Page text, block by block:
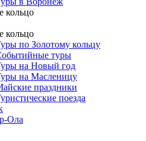
кольцо
кольцо
по Золотому кольцу
туры
на Новый год
на Масленицу
праздники
поезда
Ола